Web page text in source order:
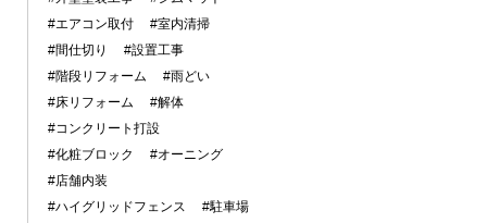
#エアコン取付
#室内清掃
#間仕切り
#設置工事
#階段リフォーム
#雨どい
#床リフォーム
#解体
#コンクリート打設
#化粧ブロック
#オーニング
#店舗内装
#ハイグリッドフェンス
#駐車場